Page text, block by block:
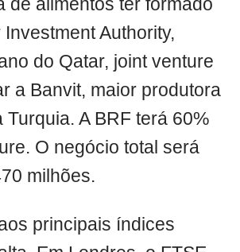
de alimentos ter formado
Authority,
do Qatar, joint venture
a Banvit, maior produtora
Turquia. A BRF terá 60%
O negócio total será
milhões.
principais índices